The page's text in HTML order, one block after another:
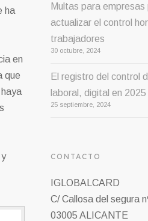
ha
en
que
Multas para empresas
actualizar el control
trabajadores
30 octubre, 2024
El registro del control
laboral, digital en 2025
25 septiembre, 2024
CONTACTO
IGLOBALCARD
C/ Callosa del segura
03005 ALICANTE